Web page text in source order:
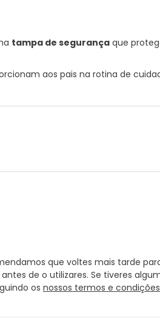
tampa de segurança que
aos pais na rotina de
que voltes mais tarde
de o utilizares. Se tiveres
os nossos termos e condições